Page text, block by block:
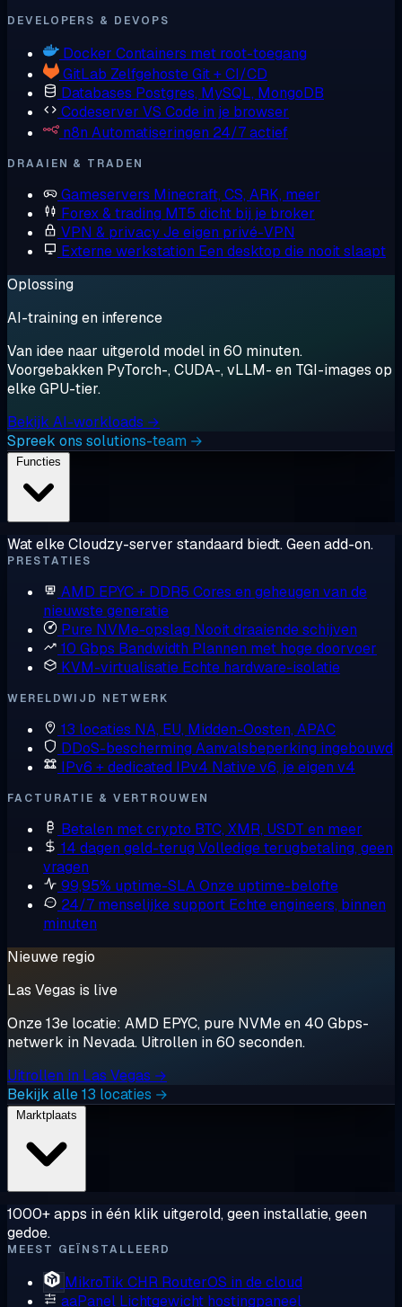
DEVELOPERS & DEVOPS
Docker Containers met root-toegang
GitLab Zelfgehoste Git + CI/CD
Databases Postgres, MySQL, MongoDB
Codeserver VS Code in je browser
n8n Automatiseringen 24/7 actief
DRAAIEN & TRADEN
Gameservers Minecraft, CS, ARK, meer
Forex & trading MT5 dicht bij je broker
VPN & privacyJe eigen privé-VPN
Externe werkstation Een desktop die nooit slaapt
Oplossing
AI-training en inference
Van idee naar uitgerold model in 60 minuten.
Voorgebakken PyTorch-, CUDA-, vLLM- en TGI-images op
elke GPU-tier.
Bekijk AI-workloads →
Spreek ons solutions-team →
Wat elke Cloudzy-server standaard biedt. Geen add-on.
PRESTATIES
AMD EPYC + DDR5 Cores en geheugen van de
nieuwste generatie
Pure NVMe-opslag Nooit draaiende schijven
10 Gbps Bandwidth Plannen met hoge doorvoer
KVM-virtualisatie Echte hardware-isolatie
WERELDWIJD NETWERK
13 locaties NA, EU, Midden-Oosten, APAC
DDoS-bescherming Aanvalsbeperking ingebouwd
IPv6 + dedicated IPv4 Native v6, je eigen v4
FACTURATIE & VERTROUWEN
Betalen met crypto BTC, XMR, USDT en meer
14 dagen geld-terug Volledige terugbetaling, geen
vragen
99,95% uptime-SLAOnze uptime-belofte
24/7 menselijke support Echte engineers, binnen
minuten
Nieuwe regio
Las Vegas is live
Onze 13e locatie: AMD EPYC, pure NVMe en 40 Gbps-
netwerk in Nevada. Uitrollen in 60 seconden.
Uitrollen in Las Vegas →
Bekijk alle 13 locaties →
1000+ apps in één klik uitgerold, geen installatie, geen
gedoe.
MEEST GEÏNSTALLEERD
MikroTik CHR RouterOS in de cloud
aaPanel Lichtgewicht hostingpaneel